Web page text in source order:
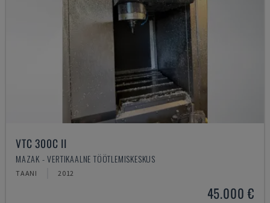
VTC 300C II
MAZAK - VERTIKAALNE TÖÖTLEMISKESKUS
TAANI 2012
45.000 €